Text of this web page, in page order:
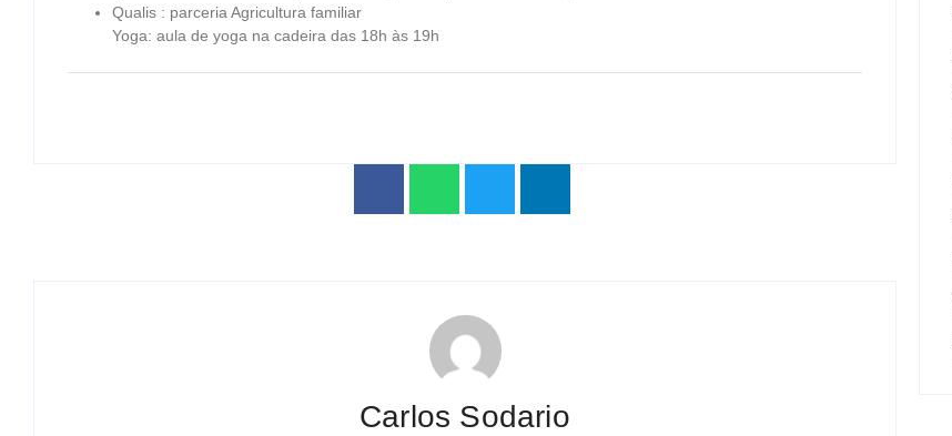
Qualis : parceria Agricultura familiar
Yoga: aula de yoga na cadeira das 18h às 19h
Carlos Sodario